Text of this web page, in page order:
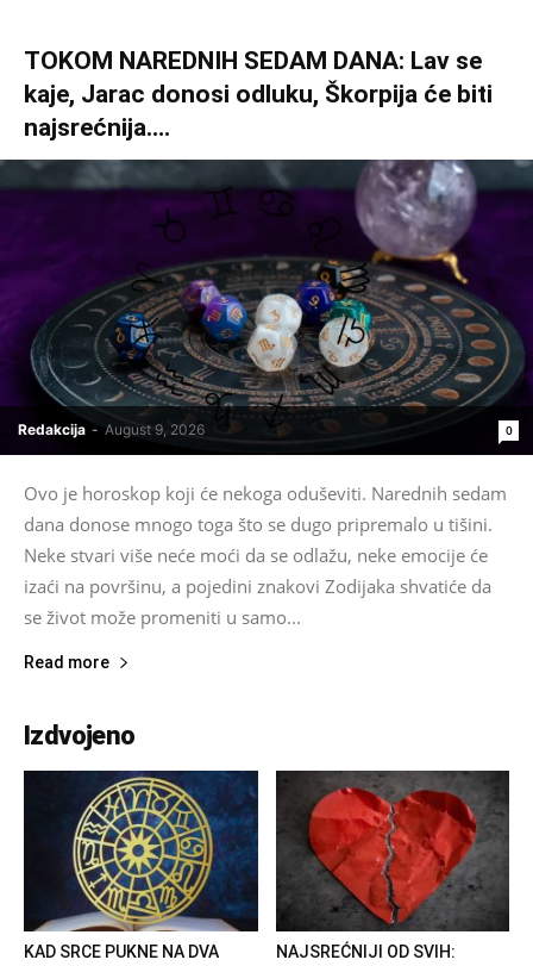
TOKOM NAREDNIH SEDAM DANA: Lav se
kaje, Jarac donosi odluku, Škorpija će biti
najsrećnija….
Redakcija - August 9, 2026 0
Ovo je horoskop koji će nekoga oduševiti. Narednih sedam
dana donose mnogo toga što se dugo pripremalo u tišini.
Neke stvari više neće moći da se odlažu, neke emocije će
izaći na površinu, a pojedini znakovi Zodijaka shvatiće da
se život može promeniti u samo...
Read more
Izdvojeno
KAD SRCE PUKNE NA DVA
NAJSREĆNIJI OD SVIH: